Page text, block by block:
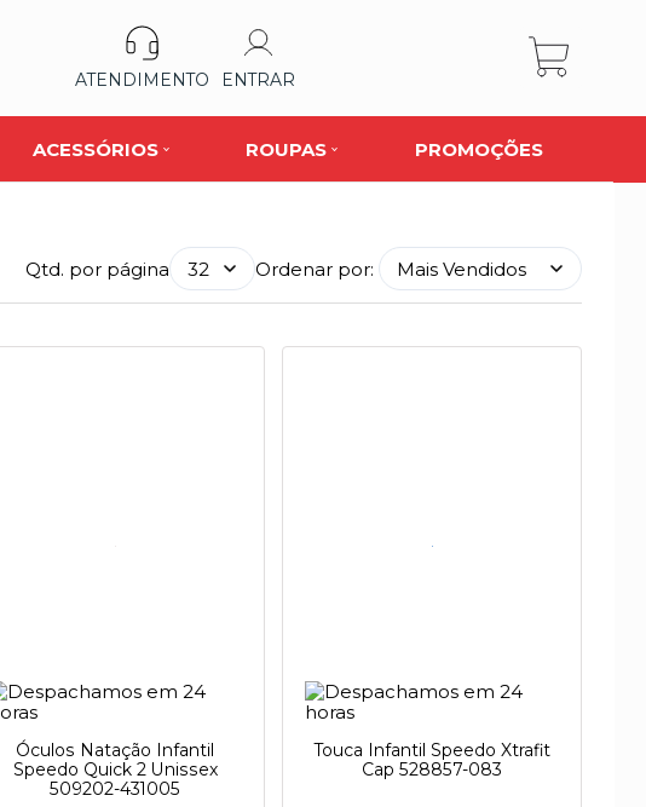
ATENDIMENTO ENTRAR
ACESSÓRIOS ROUPAS PROMOÇÕES
Qtd. por página Ordenar por:
Óculos Natação Infantil
Speedo Quick 2 Unissex
509202-431005
Touca Infantil Speedo Xtrafit
Cap 528857-083